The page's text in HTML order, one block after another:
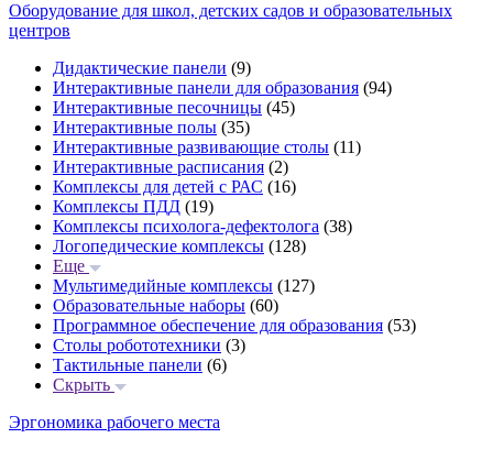
Оборудование для школ, детских садов и образовательных
центров
Дидактические панели (9)
Интерактивные панели для образования (94)
Интерактивные песочницы (45)
Интерактивные полы (35)
Интерактивные развивающие столы (11)
Интерактивные расписания (2)
Комплексы для детей с РАС (16)
Комплексы ПДД (19)
Комплексы психолога-дефектолога (38)
Логопедические комплексы (128)
Еще
Мультимедийные комплексы (127)
Образовательные наборы (60)
Программное обеспечение для образования (53)
Столы робототехники (3)
Тактильные панели (6)
Скрыть
Эргономика рабочего места